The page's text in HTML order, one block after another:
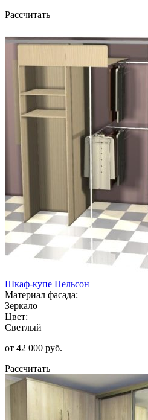
Рассчитать
Шкаф-купе Нельсон
Материал фасада:
Зеркало
Цвет:
Светлый
от 42 000 руб.
Рассчитать